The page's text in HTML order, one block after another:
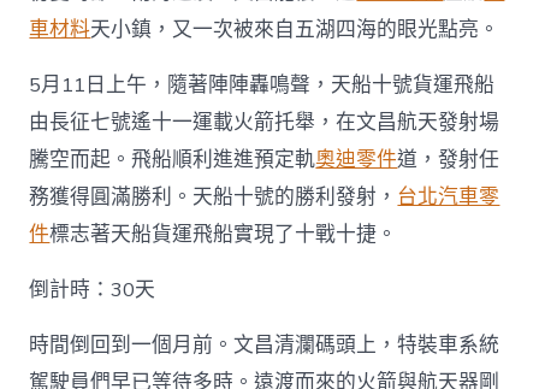
記
天
船
十
號
貨
運
OSDER
奧
斯
商
飛
船
車材料天小鎮，又一次被來自五湖四海的眼光點亮。
5月11日上午，隨著陣陣轟鳴聲，天船十號貨運飛船
由長征七號遙十一運載火箭托舉，在文昌航天發射場
騰空而起。飛船順利進進預定軌奧迪零件道，發射任
務獲得圓滿勝利。天船十號的勝利發射， 台北汽車零
件標志著天船貨運飛船實現了十戰十捷。
倒計時：30天
時間倒回到一個月前。文昌清瀾碼頭上，特裝車系統
駕駛員們早已等待多時。遠渡而來的火箭與航天器剛